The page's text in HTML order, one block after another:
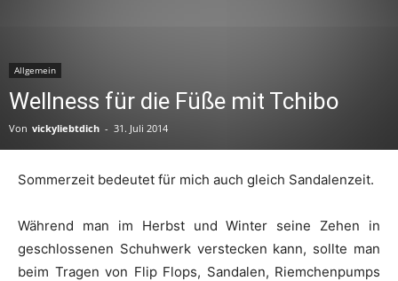
Allgemein
Wellness für die Füße mit Tchibo
Von vickyliebtdich - 31. Juli 2014
Sommerzeit bedeutet für mich auch gleich Sandalenzeit.
Während man im Herbst und Winter seine Zehen in
geschlossenen Schuhwerk verstecken kann, sollte man
beim Tragen von Flip Flops, Sandalen, Riemchenpumps